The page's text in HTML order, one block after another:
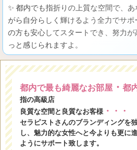
✨ 都内でも指折りの上質な空間で、
がら自分らしく輝けるよう全力でサ
の方も安心してスタートでき、努力が
っと感じられますよ。
都内で最も綺麗なお部屋 ・ 都
指の高級店
良質な空間と良質なお客様・ ・ ・
セラピストさんのブランディングを
し、魅力的な女性へと今よりも更に
ようにサポート致します。